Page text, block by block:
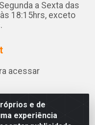
e de
experiência
a Sexta das
18:15hrs, exceto
acessar
Souza Leite, 265 -
- CEP 57.442-000 -